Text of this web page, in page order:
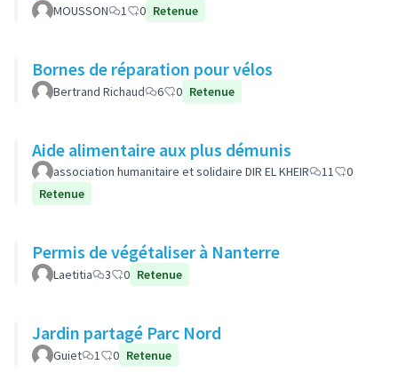
MOUSSON 1 0 Retenue
Bornes de réparation pour vélos
Bertrand Richaud 6 0 Retenue
Aide alimentaire aux plus démunis
association humanitaire et solidaire DIR EL KHEIR 11
0
Retenue
Permis de végétaliser à Nanterre
Laetitia 3 0 Retenue
Jardin partagé Parc Nord
Guiet 1 0 Retenue